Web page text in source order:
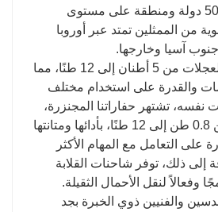
منتجاتنا إلى أكثر من 50 دولة ومنطقة على مستوى
من الممثلين تمتد عبر أوروبا
وجنوب آسيا وخارجها.
تتراوح حفاراتنا ذات العجلات من 5 أطنان إلى 12 طنًا، مما
والقدرة على استخدام مختلف
نفسه، تشتهر حفاراتنا المجنزرة،
التي تتراوح أوزانها من 0.8 طن إلى 12 طنًا، بأدائها ومتانتها
على التعامل مع المهام الأكثر
إلى ذلك، توفر شاحنات القلابة
وفعالاً لنقل الأحمال الثقيلة.
والفنيين ذوي الخبرة بجد